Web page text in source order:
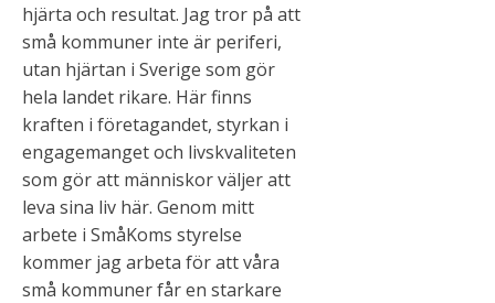
hjärta och resultat. Jag tror på att
små kommuner inte är periferi,
utan hjärtan i Sverige som gör
hela landet rikare. Här finns
kraften i företagandet, styrkan i
engagemanget och livskvaliteten
som gör att människor väljer att
leva sina liv här. Genom mitt
arbete i SmåKoms styrelse
kommer jag arbeta för att våra
små kommuner får en starkare